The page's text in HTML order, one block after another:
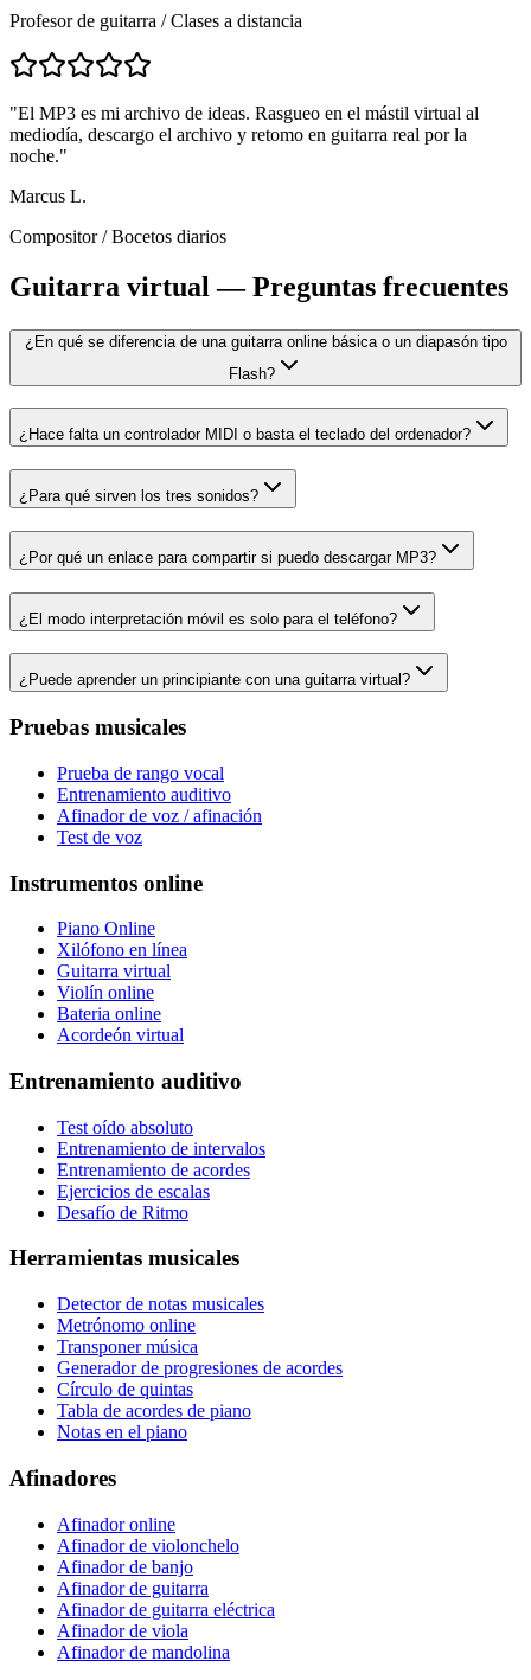
Profesor de guitarra /Clases a distancia
"El MP3 es mi archivo de ideas. Rasgueo en el mástil virtual al
mediodía, descargo el archivo y retomo en guitarra real por la
noche."
Marcus L.
Compositor/Bocetos diarios
Guitarra virtual — Preguntas frecuentes
¿En qué se diferencia de una guitarra online básica o un diapasón tipo
Flash?
¿Hace falta un controlador MIDI o basta el teclado del ordenador?
¿Para qué sirven los tres sonidos?
¿Por qué un enlace para compartir si puedo descargar MP3?
¿El modo interpretación móvil es solo para el teléfono?
¿Puede aprender un principiante con una guitarra virtual?
Pruebas musicales
Prueba de rango vocal
Entrenamiento auditivo
Afinador de voz / afinación
Test de voz
Instrumentos online
Piano Online
Xilófono en línea
Guitarra virtual
Violín online
Bateria online
Acordeón virtual
Entrenamiento auditivo
Test oído absoluto
Entrenamiento de intervalos
Entrenamiento de acordes
Ejercicios de escalas
Desafío de Ritmo
Herramientas musicales
Detector de notas musicales
Metrónomo online
Transponer música
Generador de progresiones de acordes
Círculo de quintas
Tabla de acordes de piano
Notas en el piano
Afinadores
Afinador online
Afinador de violonchelo
Afinador de banjo
Afinador de guitarra
Afinador de guitarra eléctrica
Afinador de viola
Afinador de mandolina